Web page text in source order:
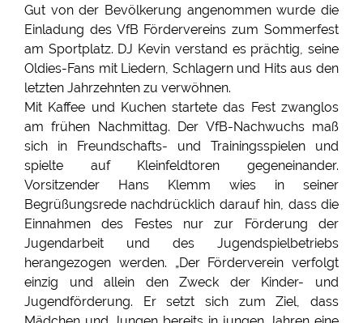
Gut von der Bevölkerung angenommen wurde die
Einladung des VfB Fördervereins zum Sommerfest
am Sportplatz. DJ Kevin verstand es prächtig, seine
Oldies-Fans mit Liedern, Schlagern und Hits aus den
letzten Jahrzehnten zu verwöhnen.
Mit Kaffee und Kuchen startete das Fest zwanglos
am frühen Nachmittag. Der VfB-Nachwuchs maß
sich in Freundschafts- und Trainingsspielen und
spielte auf Kleinfeldtoren gegeneinander.
Vorsitzender Hans Klemm wies in seiner
Begrüßungsrede nachdrücklich darauf hin, dass die
Einnahmen des Festes nur zur Förderung der
Jugendarbeit und des Jugendspielbetriebs
herangezogen werden. „Der Förderverein verfolgt
einzig und allein den Zweck der Kinder- und
Jugendförderung. Er setzt sich zum Ziel, dass